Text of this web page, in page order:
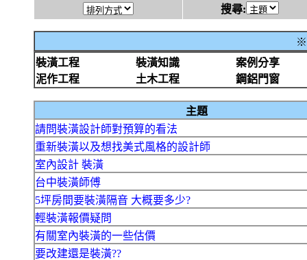
搜尋:
※
裝潢工程
裝潢知識
案例分享
泥作工程
土木工程 鋼鋁門窗
主題
請問裝潢設計師對預算的看法
重新裝潢以及想找美式風格的設計師
室內設計 裝潢
台中裝潢師傅
5坪房間要裝潢隔音 大概要多少?
輕裝潢報價疑問
有關室內裝潢的一些估價
要改建還是裝潢??